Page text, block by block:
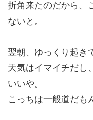
折角来たのだから、
ないと。
翌朝、ゆっくり起き
天気はイマイチだし
いいや。
こっちは一般道だも